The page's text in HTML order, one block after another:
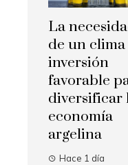
La
de un clima
inversión
favorable
diversificar
economía
argelina
Hace 1 día